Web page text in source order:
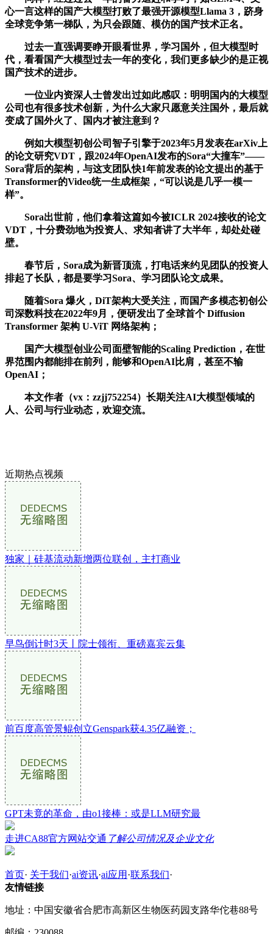
心一言这样的国产大模型打败了最强开源模型Llama 3，跻身
全球竞争第一梯队，为只会跟随、模仿的国产技术正名。
过去一直强调要睁开眼看世界，学习国外，但大模型时
代，看看国产大模型过去一年的变化，我们更多缺少的是正视
国产技术的进步。
一位业内资深人士曾发出过如此感叹：明明国内的大模型
公司也有很多技术创新，为什么大家只愿意关注国外，最后就
变成了国外火了、国内才被注意到？
例如大模型初创公司智子引擎于2023年5月发表在arXiv上
的论文研究VDT，跟2024年OpenAI发布的Sora“大撞车”——
Sora背后的架构，与这支团队快1年前发表的论文提出的基于
Transformer的Video统一生成框架，“可以说是几乎一模一
样”。
Sora出世前，他们拿着这篇如今被ICLR 2024接收的论文
VDT，十分费劲地为投资人、求知者讲了大半年，却处处碰
壁。
春节后，Sora成为新晋顶流，打电话来约见团队的投资人
排起了长队，都是要学习Sora、学习团队论文成果。
随着Sora 爆火，DiT架构大受关注，而国产多模态初创公
司深数科技在2022年9月，便研发出了全球首个 Diffusion
Transformer 架构 U-ViT 网络架构；
国产大模型创业公司面壁智能的Scaling Prediction，在世
界范围内都能排在前列，能够和OpenAI比肩，甚至不输
OpenAI；
本文作者（vx：zzjj752254）长期关注AI大模型领域的
人、公司与行业动态，欢迎交流。
近期热点视频
独家｜硅基流动新增两位联创，主打商业
早鸟倒计时3天丨院士领衔、重磅嘉宾云集
前百度高管景鲲创立Genspark获4.35亿融资；
GPT未竟的革命，由o1接棒：或是LLM研究最
走进CA88官方网站交通 了解公司情况及企业文化
首页· 关于我们·ai资讯·ai应用 ·联系我们·
友情链接
地址：中国安徽省合肥市高新区生物医药园支路华佗巷88号